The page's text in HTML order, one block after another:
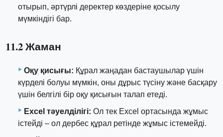
отырып, әртүрлі деректер көздеріне қосылу
мүмкіндігі бар.
11.2 Жаман
Оқу қисығы: Құрал жаңадан бастаушылар үшін
күрделі болуы мүмкін, оны дұрыс түсіну және басқару
үшін белгілі бір оқу қисығын талап етеді.
Excel тәуелділігі: Ол тек Excel ортасында жұмыс
істейді – ол дербес құрал ретінде жұмыс істемейді.